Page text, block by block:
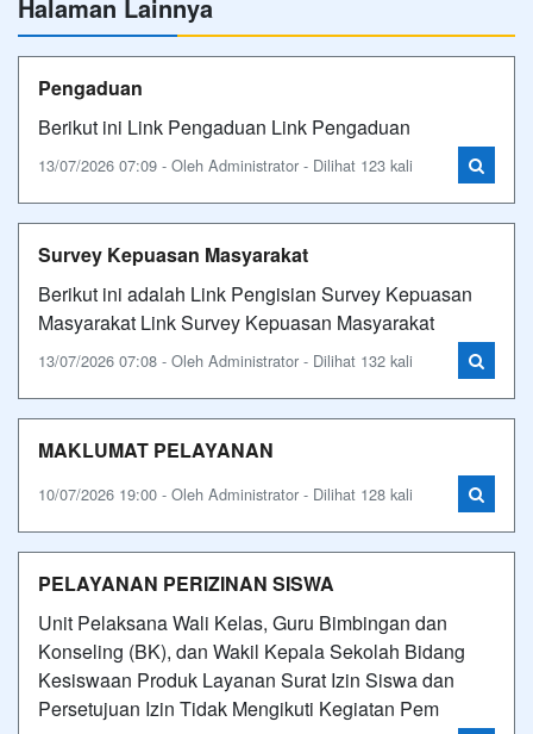
Halaman Lainnya
Pengaduan
Berikut ini Link Pengaduan Link Pengaduan
13/07/2026 07:09 - Oleh Administrator - Dilihat 123 kali
Survey Kepuasan Masyarakat
Berikut ini adalah Link Pengisian Survey Kepuasan
Masyarakat Link Survey Kepuasan Masyarakat
13/07/2026 07:08 - Oleh Administrator - Dilihat 132 kali
MAKLUMAT PELAYANAN
10/07/2026 19:00 - Oleh Administrator - Dilihat 128 kali
PELAYANAN PERIZINAN SISWA
Unit Pelaksana Wali Kelas, Guru Bimbingan dan
Konseling (BK), dan Wakil Kepala Sekolah Bidang
Kesiswaan Produk Layanan Surat Izin Siswa dan
Persetujuan Izin Tidak Mengikuti Kegiatan Pem